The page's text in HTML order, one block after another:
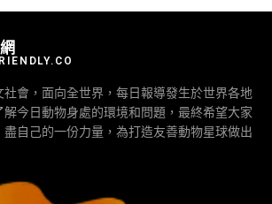
會，面向全世界，每日報導發生於世界各地
今日動物身處的環境和問題，最終希望大家
自己的一份力量，為打造友善動物星球做出